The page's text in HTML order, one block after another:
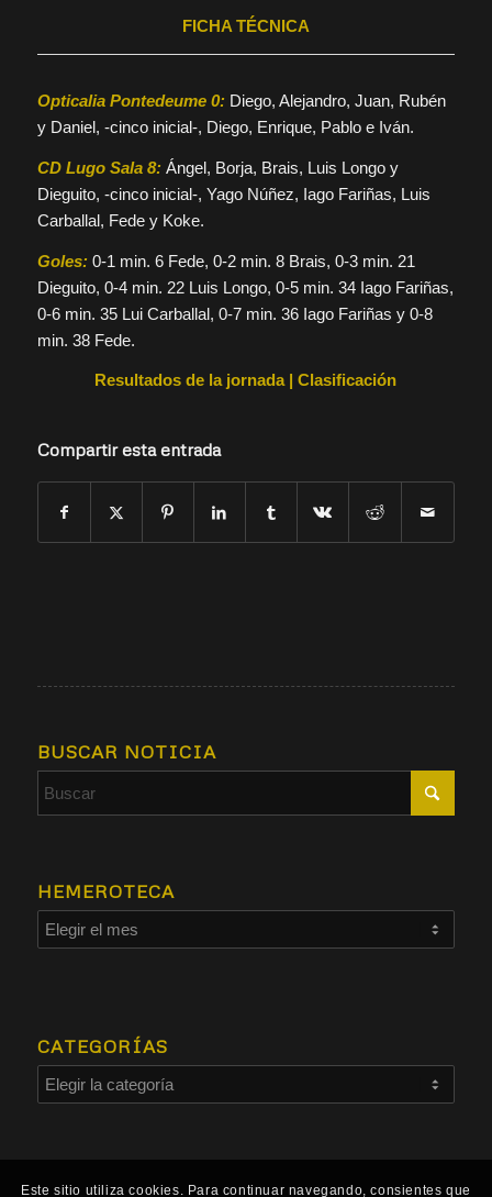
FICHA TÉCNICA
Opticalia Pontedeume 0: Diego, Alejandro, Juan, Rubén
y Daniel, -cinco inicial-, Diego, Enrique, Pablo e Iván.
CD Lugo Sala 8: Ángel, Borja, Brais, Luis Longo y
Dieguito, -cinco inicial-, Yago Núñez, Iago Fariñas, Luis
Carballal, Fede y Koke.
Goles: 0-1 min. 6 Fede, 0-2 min. 8 Brais, 0-3 min. 21
Dieguito, 0-4 min. 22 Luis Longo, 0-5 min. 34 Iago Fariñas,
0-6 min. 35 Lui Carballal, 0-7 min. 36 Iago Fariñas y 0-8
min. 38 Fede.
Resultados de la jornada|Clasificación
Compartir esta entrada
BUSCAR NOTICIA
HEMEROTECA
CATEGORÍAS
Este sitio utiliza cookies. Para continuar navegando, consientes que